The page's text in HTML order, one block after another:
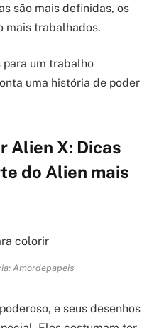
são mais definidas, os
mais trabalhados.
para um trabalho
uma história de poder
Alien X: Dicas
do Alien mais
Amordepapeis
e seus desenhos